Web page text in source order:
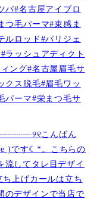
パ#名古屋アイブロ
つ毛パーマ#束感ま
ルロッド#パリジェ
ラッシュアディクト
ング#名古屋眉毛サ
クス脱毛#眉毛ワッ
パーマ#栄まつ毛サ
こんばん
)です︎︎☾*。こちらの
流してタレ目デザイ
上げカールは立ち
のデザインで当店で